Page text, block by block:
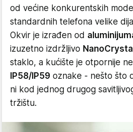
od većine konkurentskih
standardnih telefona velike
Okvir je izrađen od
izuzetno izdržljivo
staklo, a kućište je otpornije
IP58/IP59 oznake - nešto što
ni kod jednog drugog
tržištu.